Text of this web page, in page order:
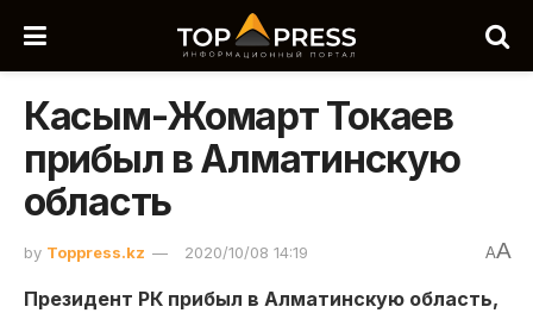
Касым-Жомарт Токаев
прибыл в Алматинскую
область
by Toppress.kz 2020/10/08 14:19 AA
Президент РК прибыл в Алматинскую область,